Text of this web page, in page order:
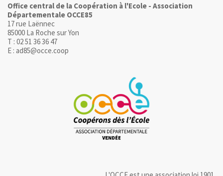
Office central de la Coopération à l'Ecole - Association
Départementale OCCE85
17 rue Laënnec
85000 La Roche sur Yon
T : 02 51 36 36 47
E : ad85@occe.coop